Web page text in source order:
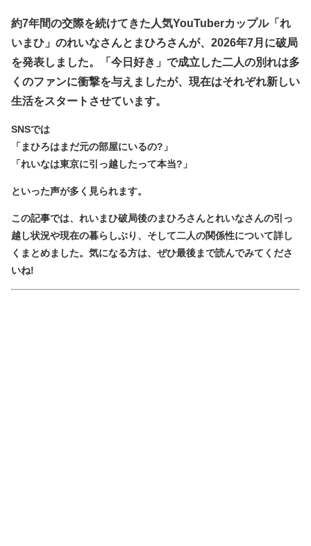
約7年間の交際を続けてきた人気YouTuberカップル「れ
いまひ」のれいなさんとまひろさんが、2026年7月に破局
を発表しました。「今日好き」で成立した二人の別れは多
くのファンに衝撃を与えましたが、現在はそれぞれ新しい
生活をスタートさせています。
SNSでは
「まひろはまだ元の部屋にいるの?」
「れいなは東京に引っ越したって本当?」
といった声が多く見られます。
この記事では、れいまひ破局後のまひろさんとれいなさんの引っ
越し状況や現在の暮らしぶり、そして二人の関係性について詳し
くまとめました。気になる方は、ぜひ最後まで読んでみてくださ
いね!